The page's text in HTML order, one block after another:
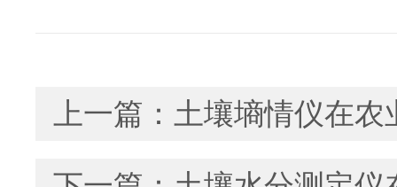
上一篇： 土壤墒情仪在